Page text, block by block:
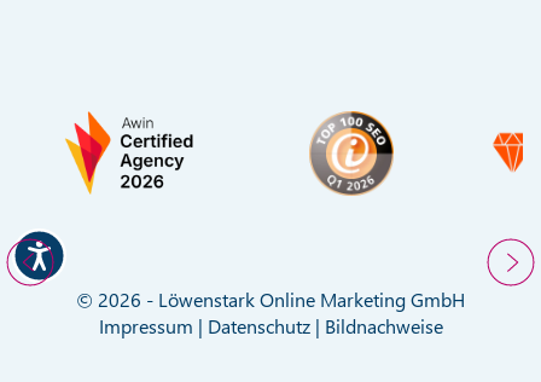
© 2026 - Löwenstark Online Marketing GmbH
Impressum | Datenschutz| Bildnachweise